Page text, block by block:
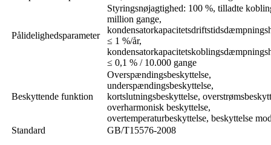
Pålidelighedsparameter
Styringsnøjagtighed: 100 %, tilladte
million gange,
≤ 1 %/år,
≤ 0,1 % / 10.000 gange
Beskyttende funktion
Overspændingsbeskyttelse,
underspændingsbeskyttelse,
kortslutningsbeskyttelse,
overharmonisk beskyttelse,
overtemperaturbeskyttelse, beskyttelse
Standard
GB/T15576-2008